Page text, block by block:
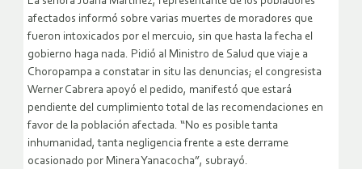
afectados informó sobre varias muertes de moradores que
fueron intoxicados por el mercuio, sin que hasta la fecha el
gobierno haga nada. Pidió al Ministro de Salud que viaje a
Choropampa a constatar in situ las denuncias; el congresista
Werner Cabrera apoyó el pedido, manifestó que estará
pendiente del cumplimiento total de las recomendaciones en
favor de la población afectada. “No es posible tanta
inhumanidad, tanta negligencia frente a este derrame
ocasionado por Minera Yanacocha”, subrayó.